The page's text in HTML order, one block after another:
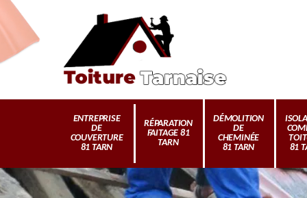
ENTREPRISE
DE
COUVERTURE
81 TARN
RÉPARATION
FAITAGE 81
TARN
DÉMOLITION
DE
CHEMINÉE
81 TARN
81